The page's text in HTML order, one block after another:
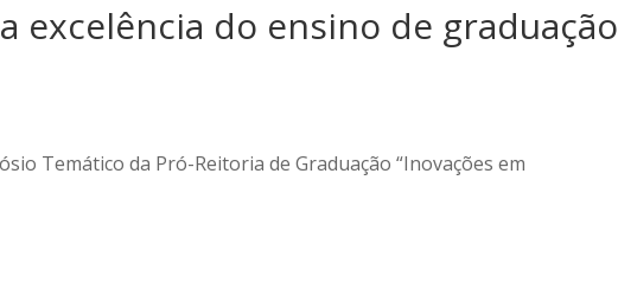
excelência do ensino de graduação
Temático da Pró-Reitoria de Graduação “Inovações em